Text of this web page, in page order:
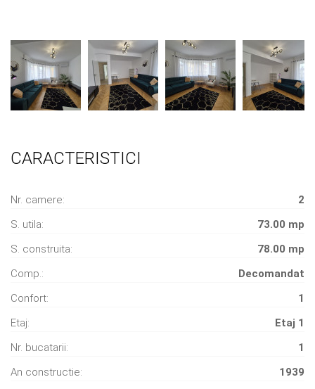
CARACTERISTICI
Nr. camere:
2
S. utila:
73.00 mp
S. construita:
78.00 mp
Comp.:
Decomandat
Confort:
1
Etaj:
Etaj 1
Nr. bucatarii:
1
An constructie:
1939